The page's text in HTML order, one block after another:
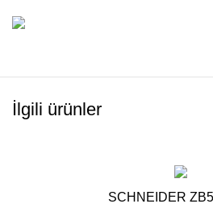
İlgili ürünler
SCHNEIDER